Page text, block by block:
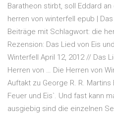
Baratheon stirbt, soll Eddard
herren von winterfell epub |
Beiträge mit Schlagwort: die
Rezension: Das Lied von Eis
Winterfell April 12, 2012 // Das
Herren von … Die Herren von
Auftakt zu George R. R.
Feuer und Eis`. Und fast kann
ausgiebig sind die einzelnen